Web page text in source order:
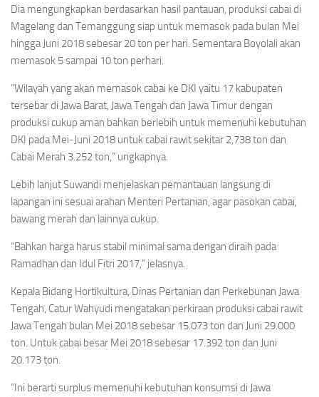
Dia mengungkapkan berdasarkan hasil pantauan, produksi cabai di
Magelang dan Temanggung siap untuk memasok pada bulan Mei
hingga Juni 2018 sebesar 20 ton per hari. Sementara Boyolali akan
memasok 5 sampai 10 ton perhari.
“Wilayah yang akan memasok cabai ke DKI yaitu 17 kabupaten
tersebar di Jawa Barat, Jawa Tengah dan Jawa Timur dengan
produksi cukup aman bahkan berlebih untuk memenuhi kebutuhan
DKI pada Mei-Juni 2018 untuk cabai rawit sekitar 2,738 ton dan
Cabai Merah 3.252 ton,” ungkapnya.
Lebih lanjut Suwandi menjelaskan pemantauan langsung di
lapangan ini sesuai arahan Menteri Pertanian, agar pasokan cabai,
bawang merah dan lainnya cukup.
“Bahkan harga harus stabil minimal sama dengan diraih pada
Ramadhan dan Idul Fitri 2017,” jelasnya.
Kepala Bidang Hortikultura, Dinas Pertanian dan Perkebunan Jawa
Tengah, Catur Wahyudi mengatakan perkiraan produksi cabai rawit
Jawa Tengah bulan Mei 2018 sebesar 15.073 ton dan Juni 29.000
ton. Untuk cabai besar Mei 2018 sebesar 17.392 ton dan Juni
20.173 ton.
“Ini berarti surplus memenuhi kebutuhan konsumsi di Jawa